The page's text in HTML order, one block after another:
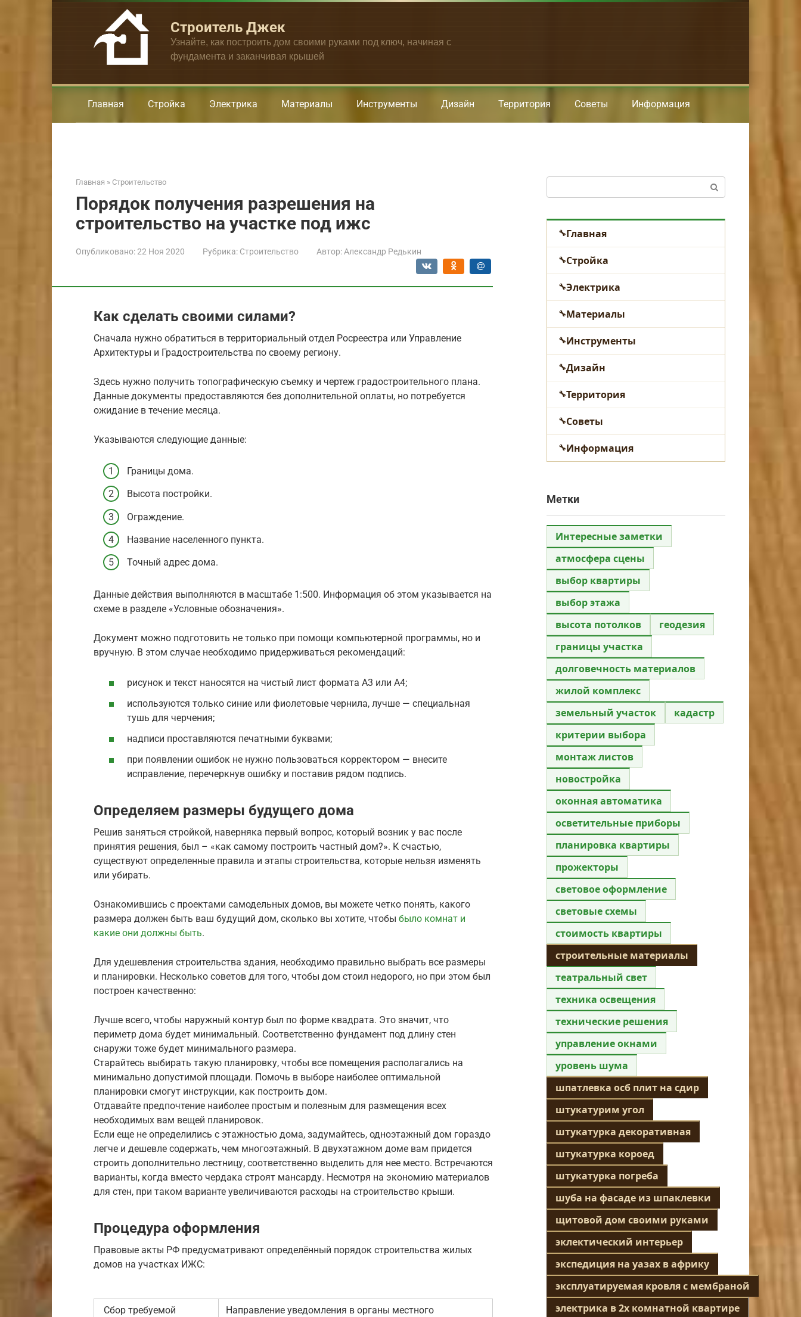
Строитель Джек
Узнайте, как построить дом своими руками под ключ, начиная с
фундамента и заканчивая крышей
Главная Стройка Электрика Материалы Инструменты Дизайн Территория Советы Информация
Главная » Строительство
Порядок получения разрешения на
строительство на участке под ижс
Опубликовано:22 Ноя 2020 Рубрика: Строительство Автор: Александр Редькин
Как сделать своими силами?
Сначала нужно обратиться в территориальный отдел Росреестра или Управление
Архитектуры и Градостроительства по своему региону.
Здесь нужно получить топографическую съемку и чертеж градостроительного плана.
Данные документы предоставляются без дополнительной оплаты, но потребуется
ожидание в течение месяца.
Указываются следующие данные:
Границы дома.
Высота постройки.
Ограждение.
Название населенного пункта.
Точный адрес дома.
Данные действия выполняются в масштабе 1:500. Информация об этом указывается на
схеме в разделе «Условные обозначения».
Документ можно подготовить не только при помощи компьютерной программы, но и
вручную. В этом случае необходимо придерживаться рекомендаций:
рисунок и текст наносятся на чистый лист формата А3 или А4;
используются только синие или фиолетовые чернила, лучше — специальная
тушь для черчения;
надписи проставляются печатными буквами;
при появлении ошибок не нужно пользоваться корректором — внесите
исправление, перечеркнув ошибку и поставив рядом подпись.
Определяем размеры будущего дома
Решив заняться стройкой, наверняка первый вопрос, который возник у вас после
принятия решения, был – «как самому построить частный дом?». К счастью,
существуют определенные правила и этапы строительства, которые нельзя изменять
или убирать.
Ознакомившись с проектами самодельных домов, вы можете четко понять, какого
размера должен быть ваш будущий дом, сколько вы хотите, чтобы было комнат и
какие они должны быть.
Для удешевления строительства здания, необходимо правильно выбрать все размеры
и планировки. Несколько советов для того, чтобы дом стоил недорого, но при этом был
построен качественно:
Лучше всего, чтобы наружный контур был по форме квадрата. Это значит, что
периметр дома будет минимальный. Соответственно фундамент под длину стен
снаружи тоже будет минимального размера.
Старайтесь выбирать такую планировку, чтобы все помещения располагались на
минимально допустимой площади. Помочь в выборе наиболее оптимальной
планировки смогут инструкции, как построить дом.
Отдавайте предпочтение наиболее простым и полезным для размещения всех
необходимых вам вещей планировок.
Если еще не определились с этажностью дома, задумайтесь, одноэтажный дом гораздо
легче и дешевле содержать, чем многоэтажный. В двухэтажном доме вам придется
строить дополнительно лестницу, соответственно выделить для нее место. Встречаются
варианты, когда вместо чердака строят мансарду. Несмотря на экономию материалов
для стен, при таком варианте увеличиваются расходы на строительство крыши.
Процедура оформления
Правовые акты РФ предусматривают определённый порядок строительства жилых
домов на участках ИЖС:
Сбор требуемой
Направление уведомления в органы местного
Главная
Стройка
Электрика
Материалы
Инструменты
Дизайн
Территория
Советы
Информация
Метки
Интересные заметки
атмосфера сцены
выбор квартиры
выбор этажа
высота потолков
геодезия
границы участка
долговечность материалов
жилой комплекс
земельный участок
кадастр
критерии выбора
монтаж листов
новостройка
оконная автоматика
осветительные приборы
планировка квартиры
прожекторы
световое оформление
световые схемы
стоимость квартиры
строительные материалы
театральный свет
техника освещения
технические решения
управление окнами
уровень шума
шпатлевка осб плит на сдир
штукатурим угол
штукатурка декоративная
штукатурка короед
штукатурка погреба
шуба на фасаде из шпаклевки
щитовой дом своими руками
эклектический интерьер
экспедиция на уазах в африку
эксплуатируемая кровля с мембраной
электрика в 2х комнатной квартире